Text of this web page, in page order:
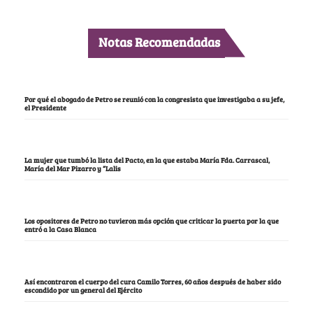
Notas Recomendadas
Por qué el abogado de Petro se reunió con la congresista que investigaba a su jefe,
el Presidente
La mujer que tumbó la lista del Pacto, en la que estaba María Fda. Carrascal,
María del Mar Pizarro y “Lalis
Los opositores de Petro no tuvieron más opción que criticar la puerta por la que
entró a la Casa Blanca
Así encontraron el cuerpo del cura Camilo Torres, 60 años después de haber sido
escondido por un general del Ejército